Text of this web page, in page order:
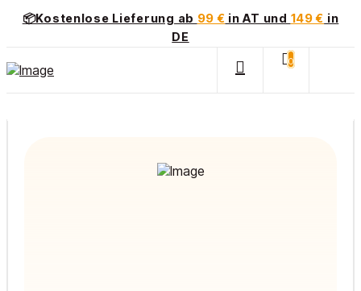
📦Kostenlose Lieferung ab 99 € in AT und 149 € in
DE
0